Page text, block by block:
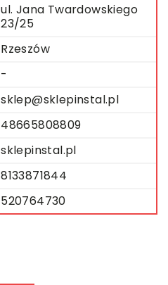
ul. Jana Twardowskiego
23/25
Rzeszów
-
sklep@sklepinstal.pl
48665808809
sklepinstal.pl
8133871844
520764730